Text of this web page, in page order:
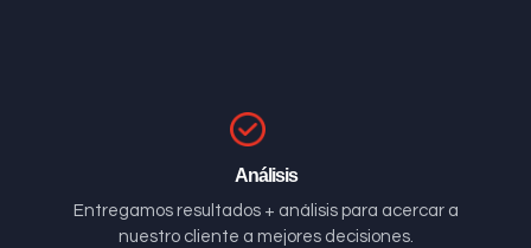
Análisis
Entregamos resultados + análisis para acercar a
nuestro cliente a mejores decisiones.